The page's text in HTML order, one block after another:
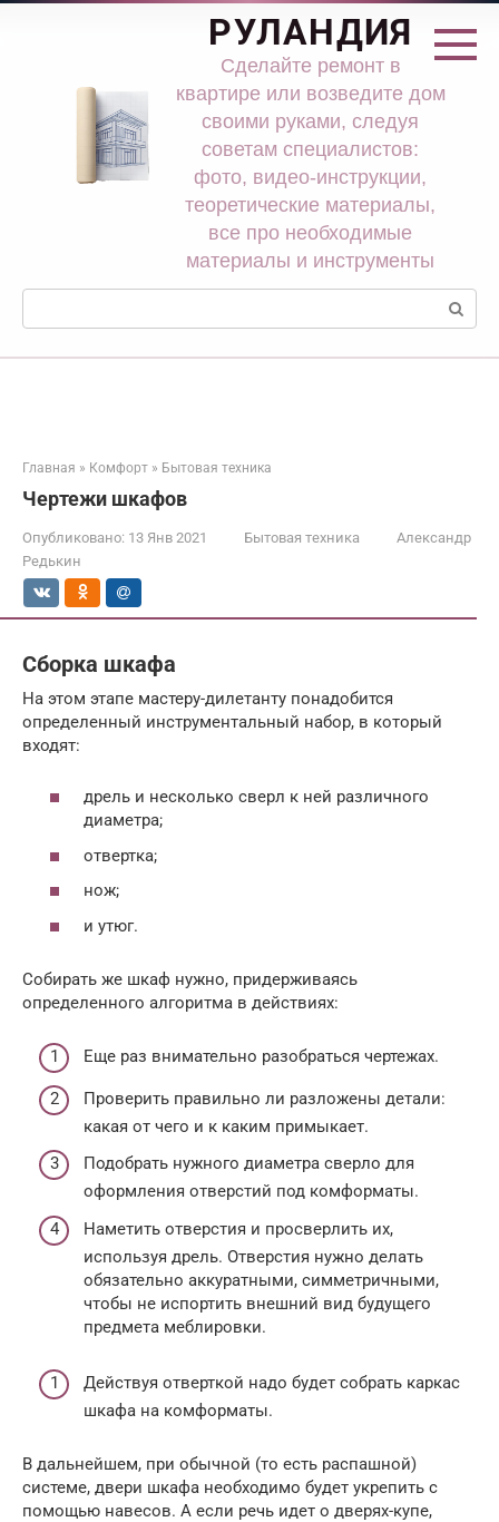
Перейти
РУЛАНДИЯ
Сделайте ремонт в
квартире или возведите дом
своими руками, следуя
советам специалистов:
фото, видео-инструкции,
теоретические материалы,
все про необходимые
материалы и инструменты
Поиск:
Главная » Комфорт » Бытовая техника
Чертежи шкафов
Опубликовано: 13 Янв 2021 Бытовая техника
Александр
Редькин
Сборка шкафа
На этом этапе мастеру-дилетанту понадобится
определенный инструментальный набор, в который
входят:
дрель и несколько сверл к ней различного
диаметра;
отвертка;
нож;
и утюг.
Собирать же шкаф нужно, придерживаясь
определенного алгоритма в действиях:
Еще раз внимательно разобраться чертежах.
Проверить правильно ли разложены детали:
какая от чего и к каким примыкает.
Подобрать нужного диаметра сверло для
оформления отверстий под комформаты.
Наметить отверстия и просверлить их,
используя дрель. Отверстия нужно делать
обязательно аккуратными, симметричными,
чтобы не испортить внешний вид будущего
предмета меблировки.
Действуя отверткой надо будет собрать каркас
шкафа на комформаты.
В дальнейшем, при обычной (то есть распашной)
системе, двери шкафа необходимо будет укрепить с
помощью навесов. А если речь идет о дверях-купе,